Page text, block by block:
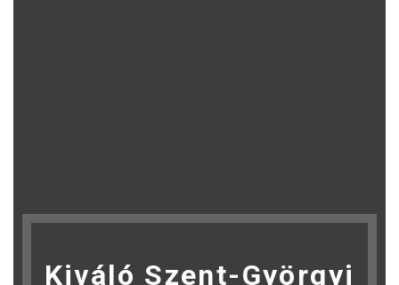
Kiváló Szent-Györgyi